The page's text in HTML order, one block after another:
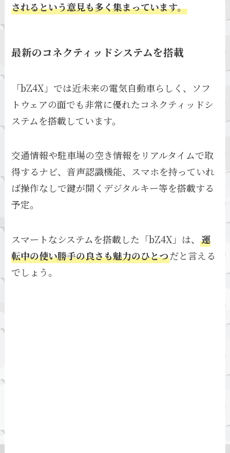
されるという意見も多く集まっています。
最新のコネクティッドシステムを搭載
「bZ4X」では近未来の電気自動車らしく、ソフ
トウェアの面でも非常に優れたコネクティッドシ
ステムを搭載しています。
交通情報や駐車場の空き情報をリアルタイムで取
得するナビ、音声認識機能、スマホを持っていれ
ば操作なしで鍵が開くデジタルキー等を搭載する
予定。
スマートなシステムを搭載した「bZ4X」は、運
転中の使い勝手の良さも魅力のひとつだと言える
でしょう。